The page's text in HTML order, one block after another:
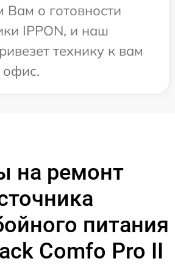
о готовности
IPPON, и наш
технику к вам
на ремонт
питания
Comfo Pro II